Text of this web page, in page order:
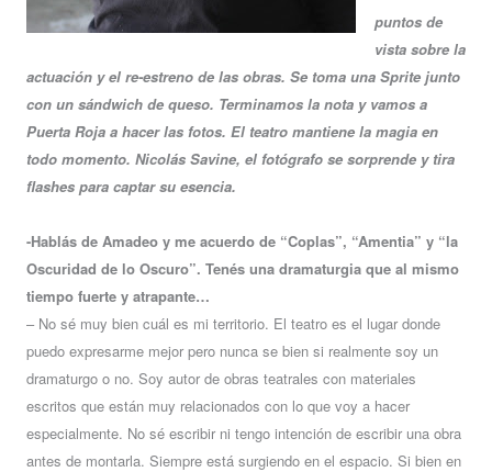
puntos de
vista sobre la
actuación y el re-estreno de las obras. Se toma una Sprite junto
con un sándwich de queso. Terminamos la nota y vamos a
Puerta Roja a hacer las fotos. El teatro mantiene la magia en
todo momento. Nicolás Savine, el fotógrafo se sorprende y tira
flashes para captar su esencia.
-Hablás de Amadeo y me acuerdo de “Coplas”, “Amentia” y “la
Oscuridad de lo Oscuro”. Tenés una dramaturgia que al mismo
tiempo fuerte y atrapante…
– No sé muy bien cuál es mi territorio. El teatro es el lugar donde
puedo expresarme mejor pero nunca se bien si realmente soy un
dramaturgo o no. Soy autor de obras teatrales con materiales
escritos que están muy relacionados con lo que voy a hacer
especialmente. No sé escribir ni tengo intención de escribir una obra
antes de montarla. Siempre está surgiendo en el espacio. Si bien en